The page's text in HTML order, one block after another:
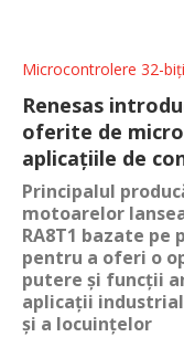
Microcontrolere 32-biți
Renesas
oferite de
aplicațiile de
Principalul
motoarelor
RA8T1 bazate
pentru a oferi o
putere și funcții
aplicații
și a locuințelor